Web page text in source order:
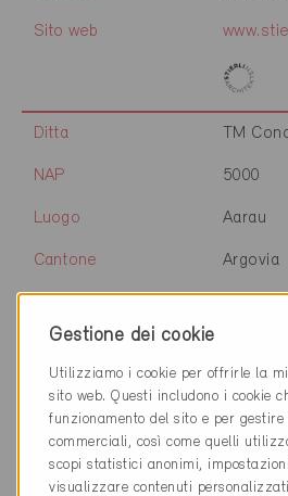
Sito web
Ditta TM
NAP 5000
Luogo Aarau
Cantone Argovia
Ditta Hertig
5001
Luogo Aarau
Gestione dei cookie
Utilizziamo i cookie per offrirle la
sito web. Questi includono i cookie
funzionamento del sito e per
commerciali, così come quelli
scopi statistici anonimi,
visualizzare contenuti